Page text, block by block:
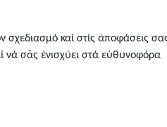
σχεδιασμό καί στίς ἀποφάσεις
νά σᾶς ἐνισχύει στά εὐθυνοφόρα